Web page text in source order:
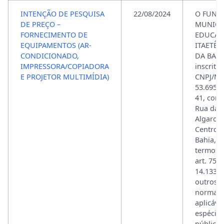
INTENÇÃO DE PESQUISA
DE PREÇO –
FORNECIMENTO DE
EQUIPAMENTOS (AR-
CONDICIONADO,
IMPRESSORA/COPIADORA
E PROJETOR MULTIMÍDIA)
22/08/2024
O
ITAETÊ,
DA
inscrito
CNPJ/
41, com
Rua das
Centro,
Bahia,
termos
art. 75,
14.133/
outros